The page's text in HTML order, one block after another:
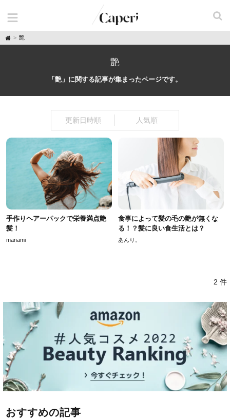
H
o
艶
艶
「艶」に関する記事が集まったページです。
更新日時順 人気順
手作りヘアーパックで栄養満点艶
髪！
manami
食事によって髪の毛の艶が無くな
る！？髪に良い食生活とは？
あんり。
2 件
おすすめの記事